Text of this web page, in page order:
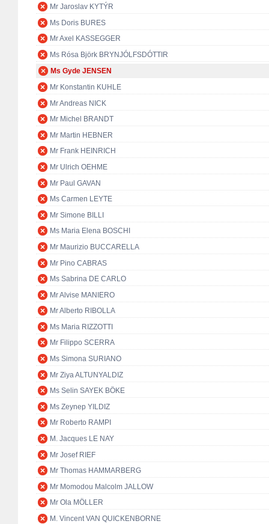
Mr Jaroslav KYTÝR
Ms Doris BURES
Mr Axel KASSEGGER
Ms Rósa Björk BRYNJÓLFSDÓTTIR
Ms Gyde JENSEN
Mr Konstantin KUHLE
Mr Andreas NICK
Mr Michel BRANDT
Mr Martin HEBNER
Mr Frank HEINRICH
Mr Ulrich OEHME
Mr Paul GAVAN
Ms Carmen LEYTE
Mr Simone BILLI
Ms Maria Elena BOSCHI
Mr Maurizio BUCCARELLA
Mr Pino CABRAS
Ms Sabrina DE CARLO
Mr Alvise MANIERO
Mr Alberto RIBOLLA
Ms Maria RIZZOTTI
Mr Filippo SCERRA
Ms Simona SURIANO
Mr Ziya ALTUNYALDIZ
Ms Selin SAYEK BÖKE
Ms Zeynep YILDIZ
Mr Roberto RAMPI
M. Jacques LE NAY
Mr Josef RIEF
Mr Thomas HAMMARBERG
Mr Momodou Malcolm JALLOW
Mr Ola MÖLLER
M. Vincent VAN QUICKENBORNE